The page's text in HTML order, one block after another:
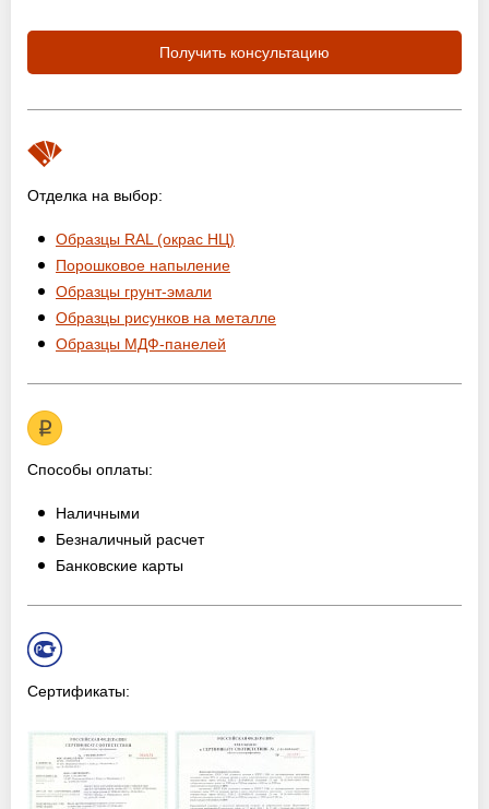
Получить консультацию
Отделка на выбор:
Образцы RAL (окрас НЦ)
Порошковое напыление
Образцы грунт-эмали
Образцы рисунков на металле
Образцы МДФ-панелей
Способы оплаты:
Наличными
Безналичный расчет
Банковские карты
Сертификаты: